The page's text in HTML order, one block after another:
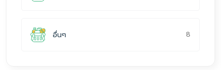
อื่นๆ 8